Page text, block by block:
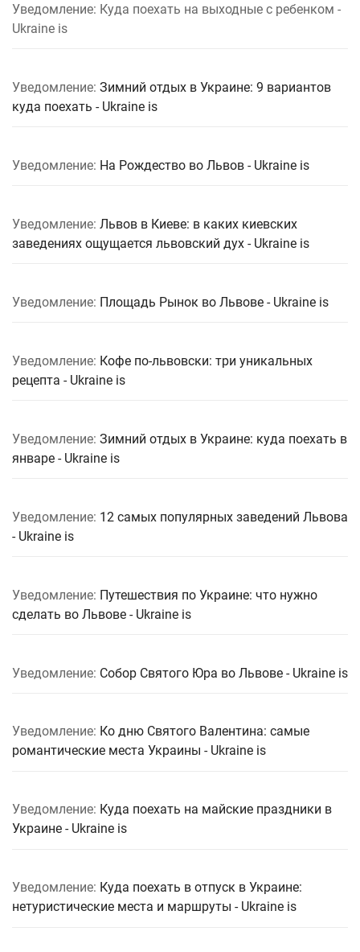
Уведомление: Куда поехать на выходные с ребенком -
Ukraine is
Уведомление: Зимний отдых в Украине: 9 вариантов
куда поехать - Ukraine is
Уведомление: На Рождество во Львов - Ukraine is
Уведомление: Львов в Киеве: в каких киевских
заведениях ощущается львовский дух - Ukraine is
Уведомление: Площадь Рынок во Львове - Ukraine is
Уведомление: Кофе по-львовски: три уникальных
рецепта - Ukraine is
Уведомление: Зимний отдых в Украине: куда поехать в
январе - Ukraine is
Уведомление: 12 самых популярных заведений Львова
- Ukraine is
Уведомление: Путешествия по Украине: что нужно
сделать во Львове - Ukraine is
Уведомление: Собор Святого Юра во Львове - Ukraine is
Уведомление: Ко дню Святого Валентина: самые
романтические места Украины - Ukraine is
Уведомление: Куда поехать на майские праздники в
Украине - Ukraine is
Уведомление: Куда поехать в отпуск в Украине:
нетуристические места и маршруты - Ukraine is